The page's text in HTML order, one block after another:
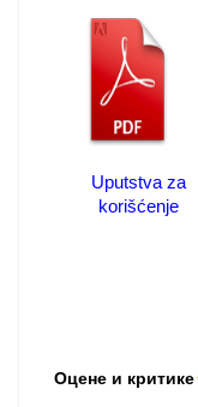
Uputstva za
korišćenje
Оцене и критике